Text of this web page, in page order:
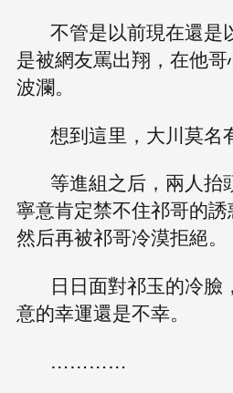
不管是以前現在還是
是被網友罵出翔，在他
波瀾。
想到這里，大川莫名
等進組之后，兩人抬
寧意肯定禁不住祁哥的誘
然后再被祁哥冷漠拒絕。
日日面對祁玉的冷臉
意的幸運還是不幸。
…………